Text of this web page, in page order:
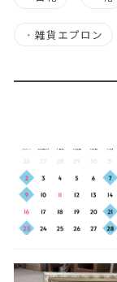
・ 雑貨エプロン